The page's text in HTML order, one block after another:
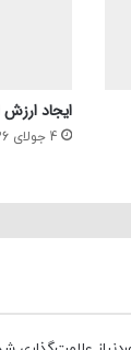
ایجاد ارزش
4 جولای 2026